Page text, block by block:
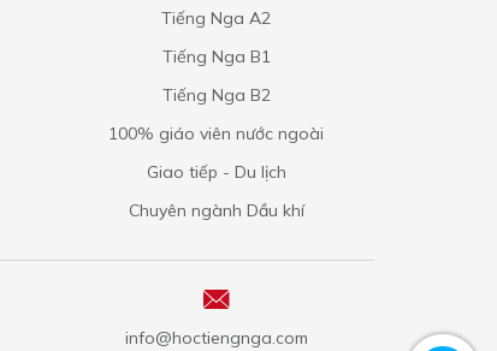
Tiếng Nga A2
Tiếng Nga B1
Tiếng Nga B2
100% giáo viên nước ngoài
Giao tiếp - Du lịch
Chuyên ngành Dầu khí
info@hoctiengnga.com